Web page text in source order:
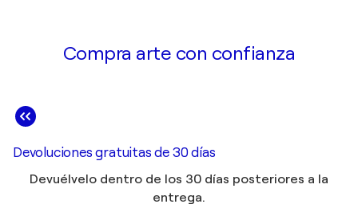
Compra arte con confianza
Devoluciones gratuitas de 30 días
Devuélvelo dentro de los 30 días posteriores a la
entrega.